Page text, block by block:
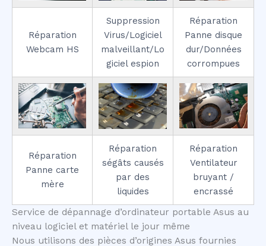
Réparation
Webcam HS
Suppression
Virus/Logiciel
malveillant/Lo
giciel espion
Réparation
Panne disque
dur/Données
corrompues
Réparation
Panne carte
mère
Réparation
ségâts causés
par des
liquides
Réparation
Ventilateur
bruyant /
encrassé
Service de dépannage d’ordinateur portable Asus au
niveau logiciel et matériel le jour même
Nous utilisons des pièces d’origines Asus fournies